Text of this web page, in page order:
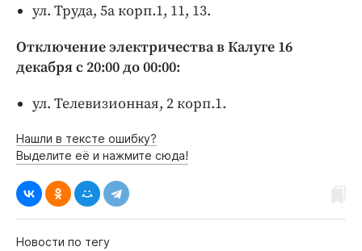
ул. Труда, 5а корп.1, 11, 13.
Отключение электричества в Калуге 16
декабря с 20:00 до 00:00:
ул. Телевизионная, 2 корп.1.
Нашли в тексте ошибку?
Выделите её и нажмите сюда!
Новости по тегу